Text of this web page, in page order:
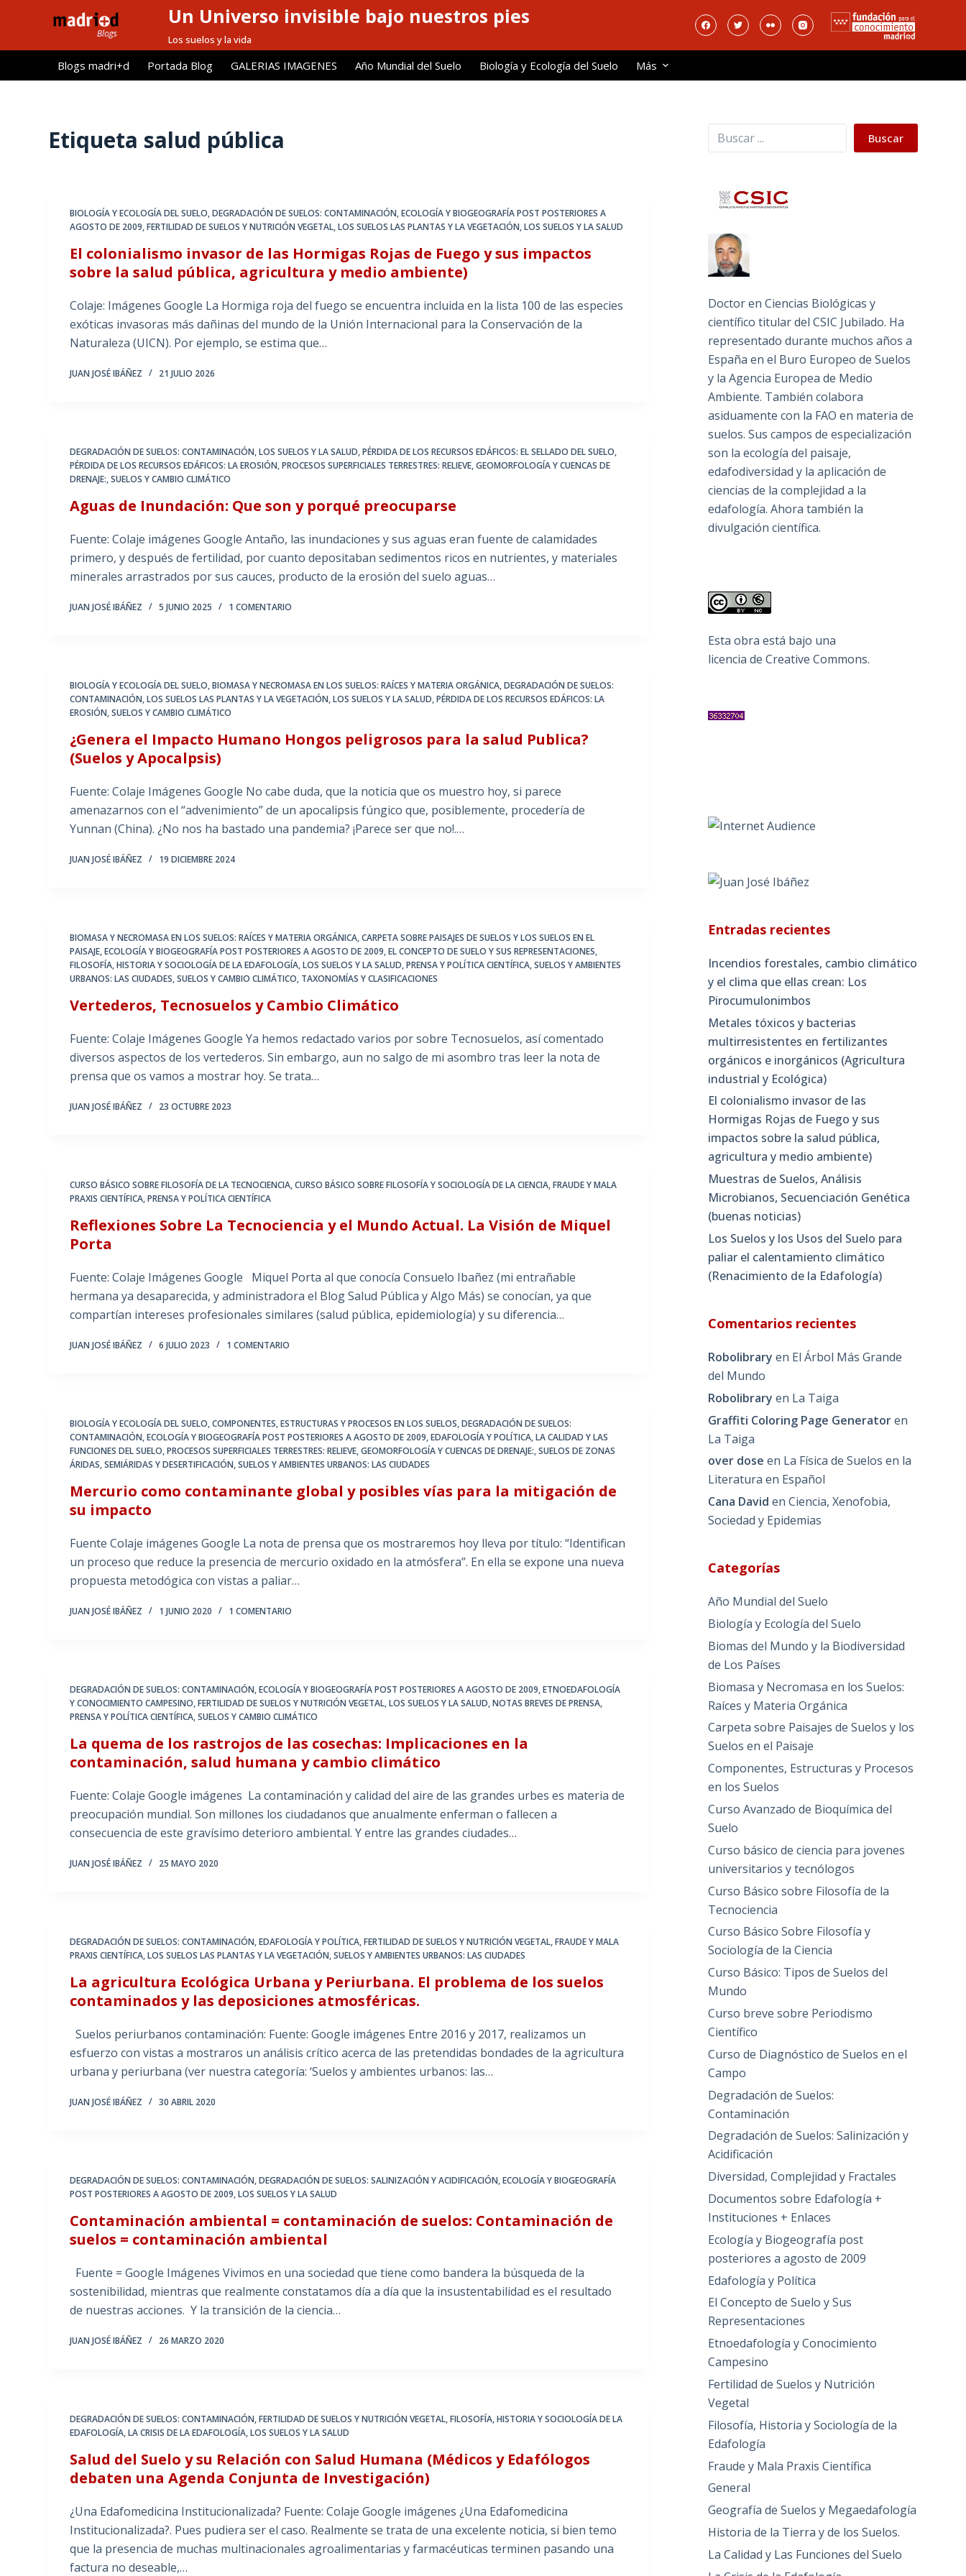
l
Un Universo invisible bajo nuestros pies
Los suelos y la vida
Blogs madri+d Portada Blog GALERIAS IMAGENES Año Mundial del Suelo Biología y Ecología del Suelo Más
Etiqueta salud pública
BIOLOGÍA Y ECOLOGÍA DEL SUELO,DEGRADACIÓN DE SUELOS: CONTAMINACIÓN,ECOLOGÍA Y BIOGEOGRAFÍA POST POSTERIORES A
AGOSTO DE 2009,FERTILIDAD DE SUELOS Y NUTRICIÓN VEGETAL,LOS SUELOS LAS PLANTAS Y LA VEGETACIÓN,LOS SUELOS Y LA SALUD
El colonialismo invasor de las Hormigas Rojas de Fuego y sus impactos
sobre la salud pública, agricultura y medio ambiente)
Colaje: Imágenes Google La Hormiga roja del fuego se encuentra incluida en la lista 100 de las especies
exóticas invasoras más dañinas del mundo de la Unión Internacional para la Conservación de la
Naturaleza (UICN). Por ejemplo, se estima que…
JUAN JOSÉ IBÁÑEZ 21 JULIO 2026
DEGRADACIÓN DE SUELOS: CONTAMINACIÓN,LOS SUELOS Y LA SALUD,PÉRDIDA DE LOS RECURSOS EDÁFICOS: EL SELLADO DEL SUELO,
PÉRDIDA DE LOS RECURSOS EDÁFICOS: LA EROSIÓN,PROCESOS SUPERFICIALES TERRESTRES: RELIEVE, GEOMORFOLOGÍA Y CUENCAS DE
DRENAJE:,SUELOS Y CAMBIO CLIMÁTICO
Aguas de Inundación: Que son y porqué preocuparse
Fuente: Colaje imágenes Google Antaño, las inundaciones y sus aguas eran fuente de calamidades
primero, y después de fertilidad, por cuanto depositaban sedimentos ricos en nutrientes, y materiales
minerales arrastrados por sus cauces, producto de la erosión del suelo aguas…
JUAN JOSÉ IBÁÑEZ 5 JUNIO 2025 1 COMENTARIO
BIOLOGÍA Y ECOLOGÍA DEL SUELO,BIOMASA Y NECROMASA EN LOS SUELOS: RAÍCES Y MATERIA ORGÁNICA,DEGRADACIÓN DE SUELOS:
CONTAMINACIÓN,LOS SUELOS LAS PLANTAS Y LA VEGETACIÓN,LOS SUELOS Y LA SALUD,PÉRDIDA DE LOS RECURSOS EDÁFICOS: LA
EROSIÓN,SUELOS Y CAMBIO CLIMÁTICO
¿Genera el Impacto Humano Hongos peligrosos para la salud Publica?
(Suelos y Apocalpsis)
Fuente: Colaje Imágenes Google No cabe duda, que la noticia que os muestro hoy, si parece
amenazarnos con el “advenimiento” de un apocalipsis fúngico que, posiblemente, procedería de
Yunnan (China). ¿No nos ha bastado una pandemia? ¡Parece ser que no!.…
JUAN JOSÉ IBÁÑEZ 19 DICIEMBRE 2024
BIOMASA Y NECROMASA EN LOS SUELOS: RAÍCES Y MATERIA ORGÁNICA,CARPETA SOBRE PAISAJES DE SUELOS Y LOS SUELOS EN EL
PAISAJE,ECOLOGÍA Y BIOGEOGRAFÍA POST POSTERIORES A AGOSTO DE 2009,EL CONCEPTO DE SUELO Y SUS REPRESENTACIONES,
FILOSOFÍA, HISTORIA Y SOCIOLOGÍA DE LA EDAFOLOGÍA,LOS SUELOS Y LA SALUD,PRENSA Y POLÍTICA CIENTÍFICA,SUELOS Y AMBIENTES
URBANOS: LAS CIUDADES,SUELOS Y CAMBIO CLIMÁTICO, TAXONOMÍAS Y CLASIFICACIONES
Vertederos, Tecnosuelos y Cambio Climático
Fuente: Colaje Imágenes Google Ya hemos redactado varios por sobre Tecnosuelos, así comentado
diversos aspectos de los vertederos. Sin embargo, aun no salgo de mi asombro tras leer la nota de
prensa que os vamos a mostrar hoy. Se trata…
JUAN JOSÉ IBÁÑEZ 23 OCTUBRE 2023
CURSO BÁSICO SOBRE FILOSOFÍA DE LA TECNOCIENCIA,CURSO BÁSICO SOBRE FILOSOFÍA Y SOCIOLOGÍA DE LA CIENCIA,FRAUDE Y MALA
PRAXIS CIENTÍFICA,PRENSA Y POLÍTICA CIENTÍFICA
Reflexiones Sobre La Tecnociencia y el Mundo Actual. La Visión de Miquel
Porta
Fuente: Colaje Imágenes Google Miquel Porta al que conocía Consuelo Ibañez (mi entrañable
hermana ya desaparecida, y administradora el Blog Salud Pública y Algo Más) se conocían, ya que
compartían intereses profesionales similares (salud pública, epidemiología) y su diferencia…
JUAN JOSÉ IBÁÑEZ 6 JULIO 2023 1 COMENTARIO
BIOLOGÍA Y ECOLOGÍA DEL SUELO,COMPONENTES, ESTRUCTURAS Y PROCESOS EN LOS SUELOS,DEGRADACIÓN DE SUELOS:
CONTAMINACIÓN,ECOLOGÍA Y BIOGEOGRAFÍA POST POSTERIORES A AGOSTO DE 2009,EDAFOLOGÍA Y POLÍTICA,LA CALIDAD Y LAS
FUNCIONES DEL SUELO,PROCESOS SUPERFICIALES TERRESTRES: RELIEVE, GEOMORFOLOGÍA Y CUENCAS DE DRENAJE:,SUELOS DE ZONAS
ÁRIDAS, SEMIÁRIDAS Y DESERTIFICACIÓN,SUELOS Y AMBIENTES URBANOS: LAS CIUDADES
Mercurio como contaminante global y posibles vías para la mitigación de
su impacto
Fuente Colaje imágenes Google La nota de prensa que os mostraremos hoy lleva por título: “Identifican
un proceso que reduce la presencia de mercurio oxidado en la atmósfera”. En ella se expone una nueva
propuesta metodógica con vistas a paliar…
JUAN JOSÉ IBÁÑEZ 1 JUNIO 2020 1 COMENTARIO
DEGRADACIÓN DE SUELOS: CONTAMINACIÓN,ECOLOGÍA Y BIOGEOGRAFÍA POST POSTERIORES A AGOSTO DE 2009,ETNOEDAFOLOGÍA
Y CONOCIMIENTO CAMPESINO,FERTILIDAD DE SUELOS Y NUTRICIÓN VEGETAL,LOS SUELOS Y LA SALUD,NOTAS BREVES DE PRENSA,
PRENSA Y POLÍTICA CIENTÍFICA,SUELOS Y CAMBIO CLIMÁTICO
La quema de los rastrojos de las cosechas: Implicaciones en la
contaminación, salud humana y cambio climático
Fuente: Colaje Google imágenes La contaminación y calidad del aire de las grandes urbes es materia de
preocupación mundial. Son millones los ciudadanos que anualmente enferman o fallecen a
consecuencia de este gravísimo deterioro ambiental. Y entre las grandes ciudades…
JUAN JOSÉ IBÁÑEZ 25 MAYO 2020
DEGRADACIÓN DE SUELOS: CONTAMINACIÓN,EDAFOLOGÍA Y POLÍTICA,FERTILIDAD DE SUELOS Y NUTRICIÓN VEGETAL,FRAUDE Y MALA
PRAXIS CIENTÍFICA,LOS SUELOS LAS PLANTAS Y LA VEGETACIÓN,SUELOS Y AMBIENTES URBANOS: LAS CIUDADES
La agricultura Ecológica Urbana y Periurbana. El problema de los suelos
contaminados y las deposiciones atmosféricas.
Suelos periurbanos contaminación: Fuente: Google imágenes Entre 2016 y 2017, realizamos un
esfuerzo con vistas a mostraros un análisis crítico acerca de las pretendidas bondades de la agricultura
urbana y periurbana (ver nuestra categoría: ‘Suelos y ambientes urbanos: las…
JUAN JOSÉ IBÁÑEZ 30 ABRIL 2020
DEGRADACIÓN DE SUELOS: CONTAMINACIÓN,DEGRADACIÓN DE SUELOS: SALINIZACIÓN Y ACIDIFICACIÓN,ECOLOGÍA Y BIOGEOGRAFÍA
POST POSTERIORES A AGOSTO DE 2009,LOS SUELOS Y LA SALUD
Contaminación ambiental = contaminación de suelos: Contaminación de
suelos = contaminación ambiental
Fuente = Google Imágenes Vivimos en una sociedad que tiene como bandera la búsqueda de la
sostenibilidad, mientras que realmente constatamos día a día que la insustentabilidad es el resultado
de nuestras acciones. Y la transición de la ciencia…
JUAN JOSÉ IBÁÑEZ 26 MARZO 2020
DEGRADACIÓN DE SUELOS: CONTAMINACIÓN,FERTILIDAD DE SUELOS Y NUTRICIÓN VEGETAL,FILOSOFÍA, HISTORIA Y SOCIOLOGÍA DE LA
EDAFOLOGÍA,LA CRISIS DE LA EDAFOLOGÍA,LOS SUELOS Y LA SALUD
Salud del Suelo y su Relación con Salud Humana (Médicos y Edafólogos
debaten una Agenda Conjunta de Investigación)
¿Una Edafomedicina Institucionalizada? Fuente: Colaje Google imágenes ¿Una Edafomedicina
Institucionalizada?. Pues pudiera ser el caso. Realmente se trata de una excelente noticia, si bien temo
que la presencia de muchas multinacionales agroalimentarias y farmacéuticas terminen pasando una
factura no deseable,…
Buscar Buscar
Doctor en Ciencias Biológicas y
científico titular del CSIC Jubilado. Ha
representado durante muchos años a
España en el Buro Europeo de Suelos
y la Agencia Europea de Medio
Ambiente. También colabora
asiduamente con la FAO en materia de
suelos. Sus campos de especialización
son la ecología del paisaje,
edafodiversidad y la aplicación de
ciencias de la complejidad a la
edafología. Ahora también la
divulgación científica.
Esta obra está bajo una
licencia de Creative Commons.
Entradas recientes
Incendios forestales, cambio climático
y el clima que ellas crean: Los
Pirocumulonimbos
Metales tóxicos y bacterias
multirresistentes en fertilizantes
orgánicos e inorgánicos (Agricultura
industrial y Ecológica)
El colonialismo invasor de las
Hormigas Rojas de Fuego y sus
impactos sobre la salud pública,
agricultura y medio ambiente)
Muestras de Suelos, Análisis
Microbianos, Secuenciación Genética
(buenas noticias)
Los Suelos y los Usos del Suelo para
paliar el calentamiento climático
(Renacimiento de la Edafología)
Comentarios recientes
Robolibrary en El Árbol Más Grande
del Mundo
Robolibrary en La Taiga
Graffiti Coloring Page Generatoren
La Taiga
over dose en La Física de Suelos en la
Literatura en Español
Cana David enCiencia, Xenofobia,
Sociedad y Epidemias
Categorías
Año Mundial del Suelo
Biología y Ecología del Suelo
Biomas del Mundo y la Biodiversidad
de Los Países
Biomasa y Necromasa en los Suelos:
Raíces y Materia Orgánica
Carpeta sobre Paisajes de Suelos y los
Suelos en el Paisaje
Componentes, Estructuras y Procesos
en los Suelos
Curso Avanzado de Bioquímica del
Suelo
Curso básico de ciencia para jovenes
universitarios y tecnólogos
Curso Básico sobre Filosofía de la
Tecnociencia
Curso Básico Sobre Filosofía y
Sociología de la Ciencia
Curso Básico: Tipos de Suelos del
Mundo
Curso breve sobre Periodismo
Científico
Curso de Diagnóstico de Suelos en el
Campo
Degradación de Suelos:
Contaminación
Degradación de Suelos: Salinización y
Acidificación
Diversidad, Complejidad y Fractales
Documentos sobre Edafología +
Instituciones + Enlaces
Ecología y Biogeografía post
posteriores a agosto de 2009
Edafología y Política
El Concepto de Suelo y Sus
Representaciones
Etnoedafología y Conocimiento
Campesino
Fertilidad de Suelos y Nutrición
Vegetal
Filosofía, Historia y Sociología de la
Edafología
Fraude y Mala Praxis Científica
General
Geografía de Suelos y Megaedafología
Historia de la Tierra y de los Suelos.
La Calidad y Las Funciones del Suelo